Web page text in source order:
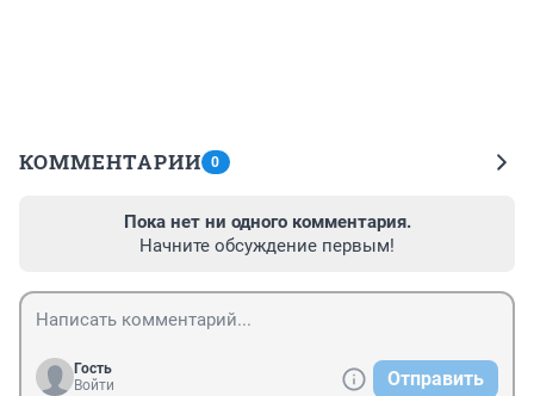
КОММЕНТАРИИ 0
Пока нет ни одного комментария.
Начните обсуждение первым!
Гость
Войти
Отправить